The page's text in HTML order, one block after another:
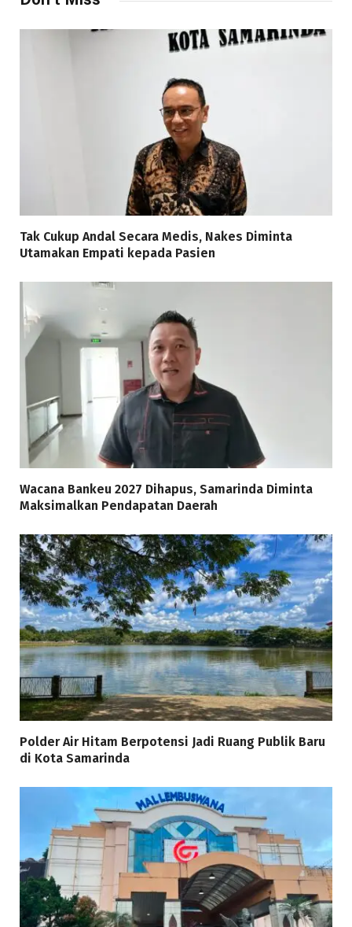
Tak Cukup Andal Secara Medis, Nakes Diminta
Utamakan Empati kepada Pasien
Wacana Bankeu 2027 Dihapus, Samarinda Diminta
Maksimalkan Pendapatan Daerah
Polder Air Hitam Berpotensi Jadi Ruang Publik Baru
di Kota Samarinda